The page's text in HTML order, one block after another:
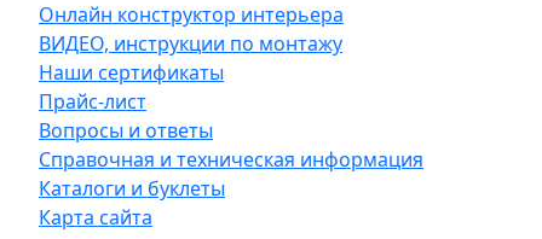
Онлайн конструктор интерьера
ВИДЕО, инструкции по монтажу
Наши сертификаты
Прайс-лист
Вопросы и ответы
Справочная и техническая информация
Каталоги и буклеты
Карта сайта